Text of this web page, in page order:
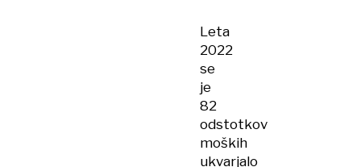
Leta
2022
se
je
82
odstotkov
moških
ukvarjalo